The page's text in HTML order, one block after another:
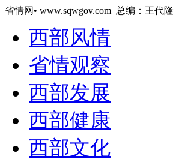
省情网• www.sqwgov.com 总编：王代隆
西部风情
省情观察
西部发展
西部健康
西部文化